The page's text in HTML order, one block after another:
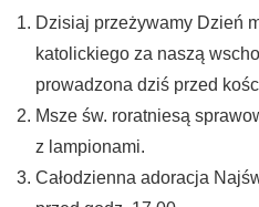
Dzisiaj przeżywamy Dzień
katolickiego za naszą
prowadzona dziś przed
Msze św. roratniesą
z lampionami.
Całodzienna adoracja